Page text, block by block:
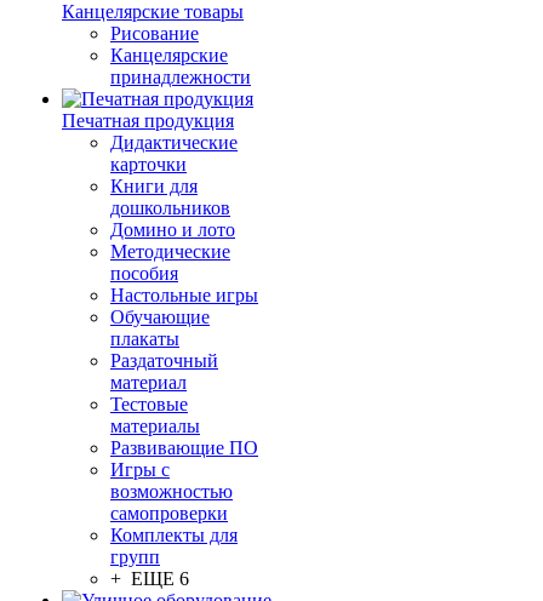
Канцелярские товары
Рисование
Канцелярские
принадлежности
Печатная продукция
Дидактические
карточки
Книги для
дошкольников
Домино и лото
Методические
пособия
Настольные игры
Обучающие
плакаты
Раздаточный
материал
Тестовые
материалы
Развивающие ПО
Игры с
возможностью
самопроверки
Комплекты для
групп
+ ЕЩЕ 6